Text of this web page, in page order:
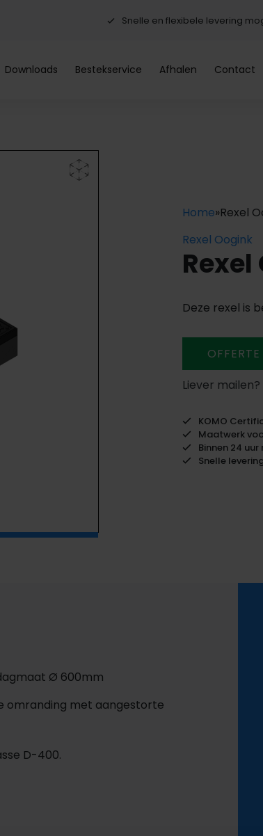
Snelle en flexibele levering
Downloads Bestekservice Afhalen Contact
Home»Rexel
Rexel Oogink
Deze rexel is
Liever
KOMO
Maatwerk
Binnen 24
Snelle
Ø 600mm
omranding met aangestorte
D-400.